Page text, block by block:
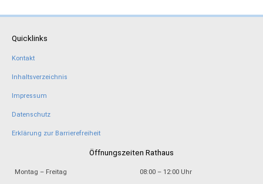
Quicklinks
Kontakt
Inhaltsverzeichnis
Impressum
Datenschutz
Erklärung zur Barrierefreiheit
Öffnungszeiten Rathaus
Montag – Freitag 08:00 – 12:00 Uhr